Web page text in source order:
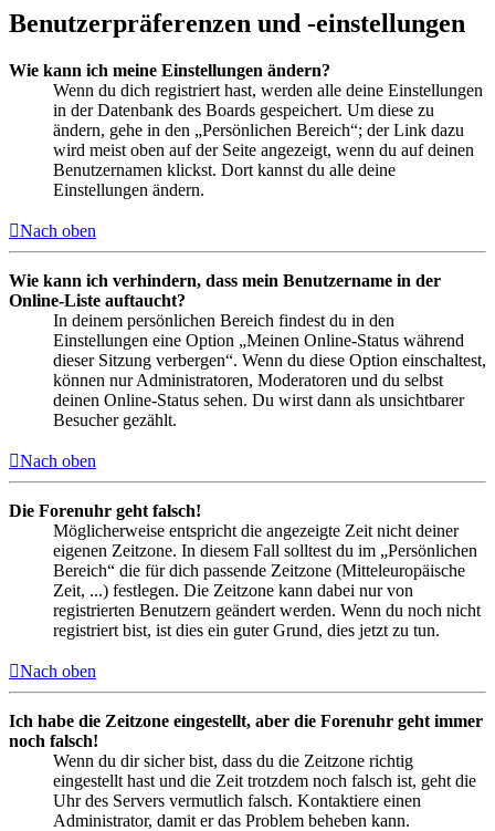
Benutzerpräferenzen und -einstellungen
Wie kann ich meine Einstellungen ändern?
Wenn du dich registriert hast, werden alle deine Einstellungen
in der Datenbank des Boards gespeichert. Um diese zu
ändern, gehe in den „Persönlichen Bereich“; der Link dazu
wird meist oben auf der Seite angezeigt, wenn du auf deinen
Benutzernamen klickst. Dort kannst du alle deine
Einstellungen ändern.
Nach oben
Wie kann ich verhindern, dass mein Benutzername in der
Online-Liste auftaucht?
In deinem persönlichen Bereich findest du in den
Einstellungen eine Option „Meinen Online-Status während
dieser Sitzung verbergen“. Wenn du diese Option einschaltest,
können nur Administratoren, Moderatoren und du selbst
deinen Online-Status sehen. Du wirst dann als unsichtbarer
Besucher gezählt.
Nach oben
Die Forenuhr geht falsch!
Möglicherweise entspricht die angezeigte Zeit nicht deiner
eigenen Zeitzone. In diesem Fall solltest du im „Persönlichen
Bereich“ die für dich passende Zeitzone (Mitteleuropäische
Zeit, ...) festlegen. Die Zeitzone kann dabei nur von
registrierten Benutzern geändert werden. Wenn du noch nicht
registriert bist, ist dies ein guter Grund, dies jetzt zu tun.
Nach oben
Ich habe die Zeitzone eingestellt, aber die Forenuhr geht immer
noch falsch!
Wenn du dir sicher bist, dass du die Zeitzone richtig
eingestellt hast und die Zeit trotzdem noch falsch ist, geht die
Uhr des Servers vermutlich falsch. Kontaktiere einen
Administrator, damit er das Problem beheben kann.